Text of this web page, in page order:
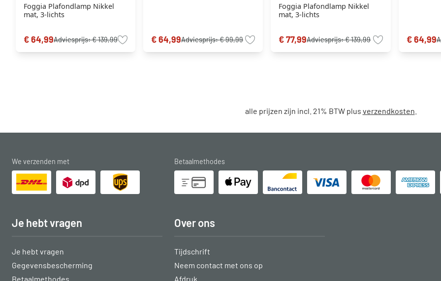
Foggia Plafondlamp Nikkel
mat, 3-lichts
€ 64,99Adviesprijs:€ 139,99 € 64,99Adviesprijs:€ 99,99
Foggia Plafondlamp Nikkel
mat, 3-lichts
€ 77,99Adviesprijs:€ 139,99 € 64,99
alle prijzen zijn incl. 21% BTW plus verzendkosten
We verzenden met Betaalmethodes
Je hebt vragen
Je hebt vragen
Gegevensbescherming
Betaalmethodes
Over ons
Tijdschrift
Neem contact met ons op
Afdruk